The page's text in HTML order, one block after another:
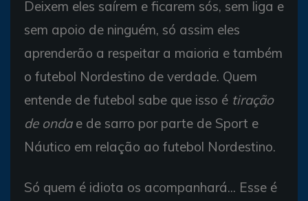
Deixem eles saírem e ficarem sós, sem liga e
sem apoio de ninguém, só assim eles
aprenderão a respeitar a maioria e também
o futebol Nordestino de verdade. Quem
entende de futebol sabe que isso é tiração
de ondae de sarro por parte de Sport e
Náutico em relação ao futebol Nordestino.
Só quem é idiota os acompanhará... Esse é